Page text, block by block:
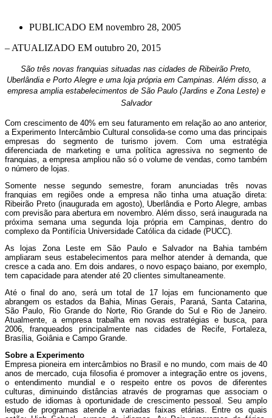
PUBLICADO EM novembro 28, 2005
– ATUALIZADO EM outubro 20, 2015
São três novas franquias situadas nas cidades de Ribeirão Preto,
Uberlândia e Porto Alegree uma loja própria em Campinas. Além disso, a
empresa amplia estabelecimentos de São Paulo (Jardins e Zona Leste) e
Salvador
Com crescimento de 40% em seu faturamento em relação ao ano anterior,
a Experimento Intercâmbio Cultural consolida-se como uma das principais
empresas do segmento de turismo jovem. Com uma estratégia
diferenciada de marketing e uma política agressiva no segmento de
franquias, a empresa ampliou não só o volume de vendas, como também
o número de lojas.
Somente nesse segundo semestre, foram anunciadas três novas
franquias em regiões onde a empresa não tinha uma atuação direta:
Ribeirão Preto (inaugurada em agosto), Uberlândia e Porto Alegre, ambas
com previsão para abertura em novembro. Além disso, será inaugurada na
próxima semana uma segunda loja própria em Campinas, dentro do
complexo da Pontifícia Universidade Católica da cidade (PUCC).
As lojas Zona Leste em São Paulo e Salvador na Bahia também
ampliaram seus estabelecimentos para melhor atender à demanda, que
cresce a cada ano. Em dois andares, o novo espaço baiano, por exemplo,
tem capacidade para atender até 20 clientes simultaneamente.
Até o final do ano, será um total de 17 lojas em funcionamento que
abrangem os estados da Bahia, Minas Gerais, Paraná, Santa Catarina,
São Paulo, Rio Grande do Norte, Rio Grande do Sul e Rio de Janeiro.
Atualmente, a empresa trabalha em novas estratégias e busca, para
2006, franqueados principalmente nas cidades de Recife, Fortaleza,
Brasília, Goiânia e Campo Grande.
Sobre a Experimento
Empresapioneira em intercâmbios no Brasil e no mundo, com mais de 40
anos de mercado, cuja filosofia é promover a integração entre os jovens,
o entendimento mundial e o respeito entre os povos de diferentes
culturas, diminuindo distâncias através de programas que associam o
estudo de idiomas à oportunidade de crescimento pessoal. Seu amplo
leque de programas atende a variadas faixas etárias. Entre os quais